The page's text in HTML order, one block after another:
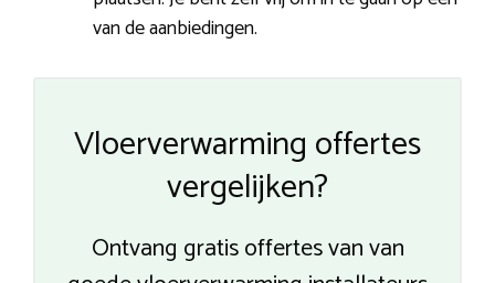
van de aanbiedingen.
Vloerverwarming offertes
vergelijken?
Ontvang gratis offertes van van